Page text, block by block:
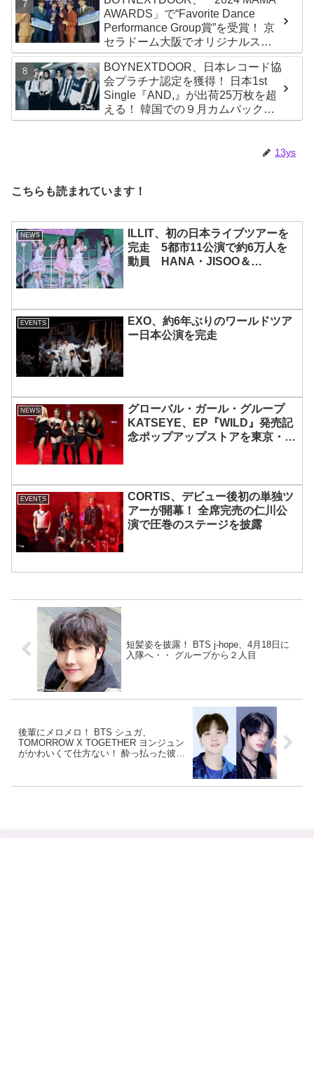
AWARDS」で“Favorite Dance
Performance Group賞”を受賞！ 京
セラドーム大阪でオリジナルステ
ージパフォーマンス披露！ 卒業パ
ーティーをコンセプトにスーツで
魅了【動画あり】
BOYNEXTDOOR、日本レコード協
会プラチナ認定を獲得！ 日本1st
Single『AND,』が出荷25万枚を超
える！ 韓国での９月カムバックも
決定
13ys
こちらも読まれています！
NEWS
ILLIT、初の日本ライブツアーを
完走 5都市11公演で約6万人を
動員 HANA・JISOO＆
EVENTS
EXO、約6年ぶりのワールドツア
ー日本公演を完走
NEWS
グローバル・ガール・グループ
KATSEYE、EP『WILD』発売記
念ポップアップストアを東京・原
EVENTS
CORTIS、デビュー後初の単独ツ
アーが開幕！ 全席完売の仁川公
演で圧巻のステージを披露
短髪姿を披露！ BTS j-hope、4月18日に
入隊へ・・ グループから２人目
後輩にメロメロ！ BTS シュガ、
TOMORROW X TOGETHER ヨンジュン
がかわいくて仕方ない！ 酔っ払った彼に